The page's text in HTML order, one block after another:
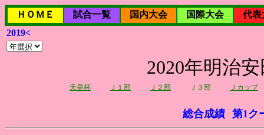
ＨＯＭＥ 試合一覧 国内大会 国際大会
代表
2019<
2020年明治
天皇杯 Ｊ１部 Ｊ２部 Ｊ３部 Ｊカップ
総合成績 第1ク